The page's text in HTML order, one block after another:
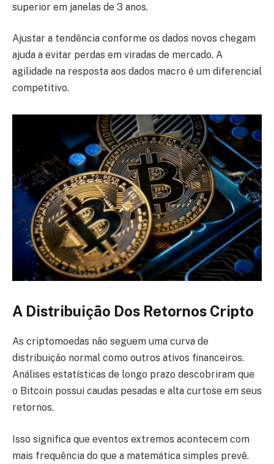
superior em janelas de 3 anos.
Ajustar a tendência conforme os dados novos chegam
ajuda a evitar perdas em viradas de mercado. A
agilidade na resposta aos dados macro é um diferencial
competitivo.
A Distribuição Dos Retornos Cripto
As criptomoedas não seguem uma curva de
distribuição normal como outros ativos financeiros.
Análises estatísticas de longo prazo descobriram que
o Bitcoin possui caudas pesadas e alta curtose em seus
retornos.
Isso significa que eventos extremos acontecem com
mais frequência do que a matemática simples prevê.